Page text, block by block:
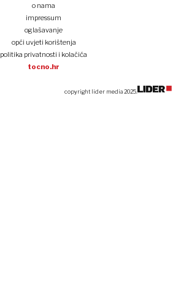
o nama
impressum
oglašavanje
opći uvjeti korištenja
politika privatnosti i kolačića
tocno.hr
copyright lider media 2025.